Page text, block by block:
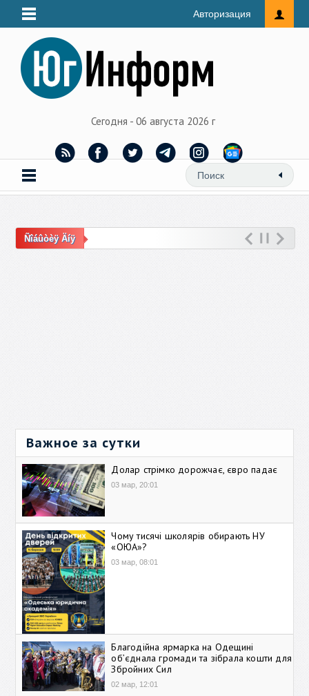
Авторизация
Сегодня - 06 августа 2026 г
Ñîáûòèÿ Äíÿ
Важное за сутки
Долар стрімко дорожчає, євро падає
03 мар, 20:01
Чому тисячі школярів обирають НУ
«ОЮА»?
03 мар, 08:01
Благодійна ярмарка на Одещині
об’єднала громади та зібрала кошти для
Збройних Сил
02 мар, 12:01